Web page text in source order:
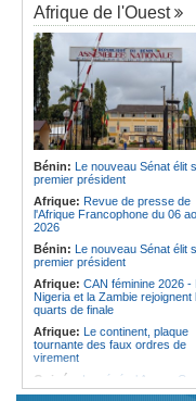
Afrique:La Cour international
justice fixe le calendrier de la
procédure engagée par la RDC
contre le Rwanda
Afrique:Visite du Président
République et de la Première
à Yamoussoukro
Afrique:L'Angola participe à
réunion du Partenariat Afrique-
Monde arabe au Caire
Congo-Kinshasa:
variant Bundibugyo, plusieurs
essais lancés mais aucun
encore validé
ressortissants expulsés des
Unis redoutent un retour dans
Afrique de l'Ouest
Bénin: Le nouveau Sénat élit
premier président
Afrique: Revue de presse de
l'Afrique Francophone du 06
2026
Bénin: Le nouveau Sénat élit
premier président
Afrique: CAN féminine 2026 -
Nigeria et la Zambie rejoignent
quarts de finale
Afrique: Le continent, plaque
tournante des faux ordres de
virement
Guinée: Le général Amara
assume les fonctions